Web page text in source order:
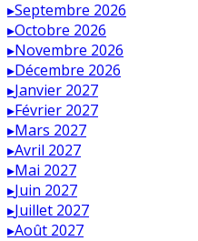
▸Septembre 2026
▸Octobre 2026
▸Novembre 2026
▸Décembre 2026
▸Janvier 2027
▸Février 2027
▸Mars 2027
▸Avril 2027
▸Mai 2027
▸Juin 2027
▸Juillet 2027
▸Août 2027